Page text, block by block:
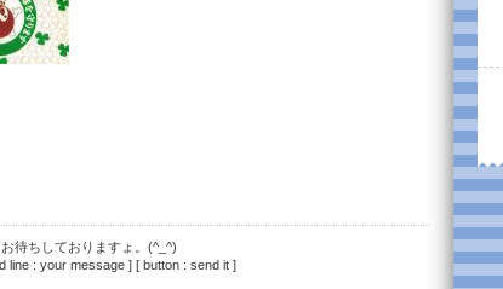
待ちしておりますょ。(^_^)
line : your message ] [ button : send it ]